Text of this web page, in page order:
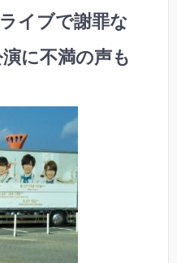
イブで謝罪な
に不満の声も